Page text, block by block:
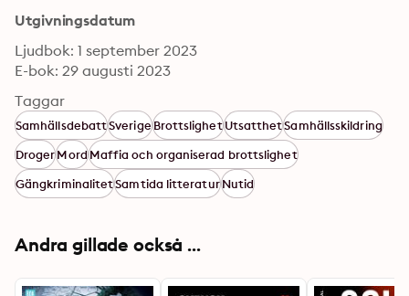
Utgivningsdatum
Ljudbok: 1 september 2023
E-bok: 29 augusti 2023
Taggar
SamhällsdebattSverigeBrottslighetUtsatthetSamhällsskildring
DrogerMordMaffia och organiserad brottslighet
GängkriminalitetSamtida litteraturNutid
Andra gillade också ...